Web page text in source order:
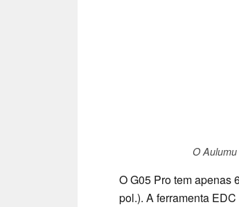
O
O G05 Pro tem apenas
pol.). A ferramenta